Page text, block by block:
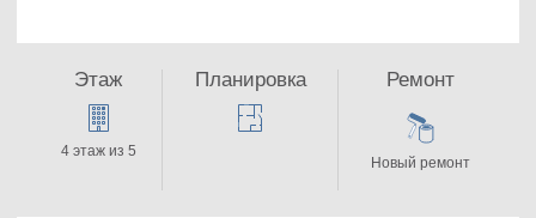
Этаж
4 этаж из 5
Планировка Ремонт
Новый ремонт